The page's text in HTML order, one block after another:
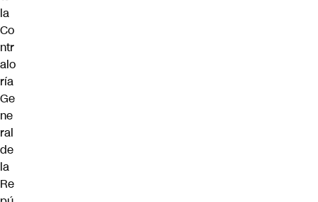
la
Co
ntr
alo
ría
Ge
ne
ral
de
la
Re